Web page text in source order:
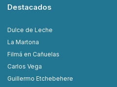
Destacados
Dulce de Leche
La Martona
Filmá en Cañuelas
Carlos Vega
Guillermo Etchebehere